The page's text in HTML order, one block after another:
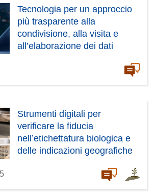
Tecnologia per un approccio
più trasparente alla
condivisione, alla visita e
all’elaborazione dei dati
Strumenti digitali per
verificare la fiducia
nell’etichettatura biologica e
delle indicazioni geografiche